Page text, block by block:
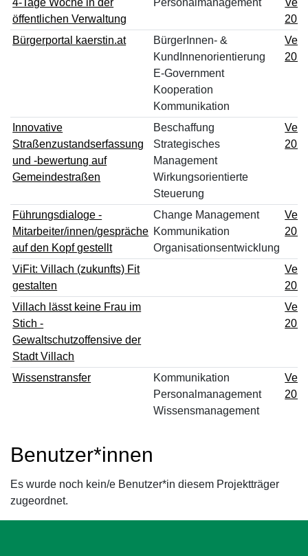
4-Tage Woche in der
öffentlichen Verwaltung
Personalmanagement
Bürgerportal kaerstin.at
BürgerInnen- &
KundInnenorientierung
E-Government
Kooperation
Kommunikation
Innovative
Straßenzustandserfassung
und -bewertung auf
Gemeindestraßen
Beschaffung
Strategisches
Management
Wirkungsorientierte
Steuerung
Führungsdialoge -
Mitarbeiter/innen/gespräche
auf den Kopf gestellt
Change Management
Kommunikation
Organisationsentwicklung
ViFit: Villach (zukunfts) Fit
gestalten
Villach lässt keine Frau im
Stich -
Gewaltschutzoffensive der
Stadt Villach
Wissenstransfer
Kommunikation
Personalmanagement
Wissensmanagement
Benutzer*innen
Es wurde noch kein/e Benutzer*in diesem Projektträger
zugeordnet.